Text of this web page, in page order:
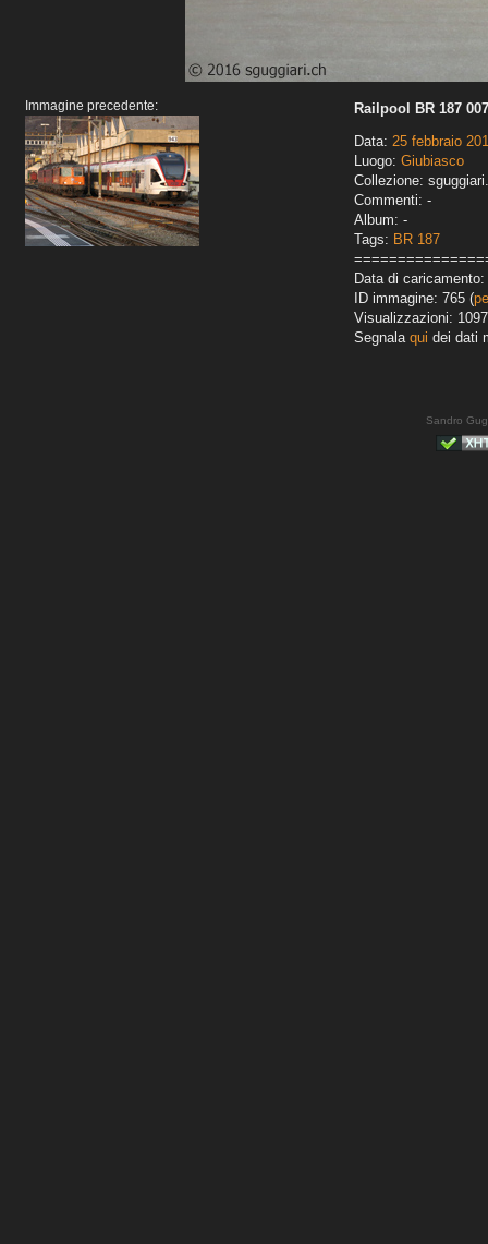
Immagine precedente:
Railpool BR 187
Data: 25 febbraio
Luogo: Giubiasco
Collezione:
Commenti: -
Album: -
Tags: BR 187
Data di caricamento:
ID immagine: 765 (
Visualizzazioni: 1097
Segnala qui dei dati
Sandro